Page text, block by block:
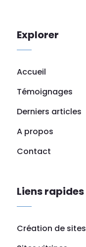
Explorer
Accueil
Témoignages
Derniers articles
A propos
Contact
Liens rapides
Création de sites